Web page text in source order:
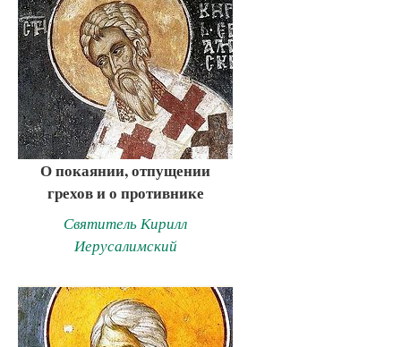
О покаянии, отпущении
грехов и о противнике
Святитель Кирилл
Иерусалимский